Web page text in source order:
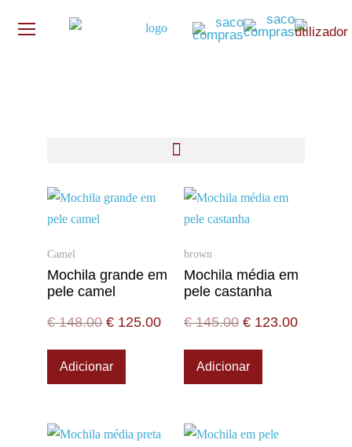
Camel
Mochila grande em
pele camel
€148.00 € 125.00
Adicionar
brown
Mochila média em
pele castanha
€145.00 € 123.00
Adicionar